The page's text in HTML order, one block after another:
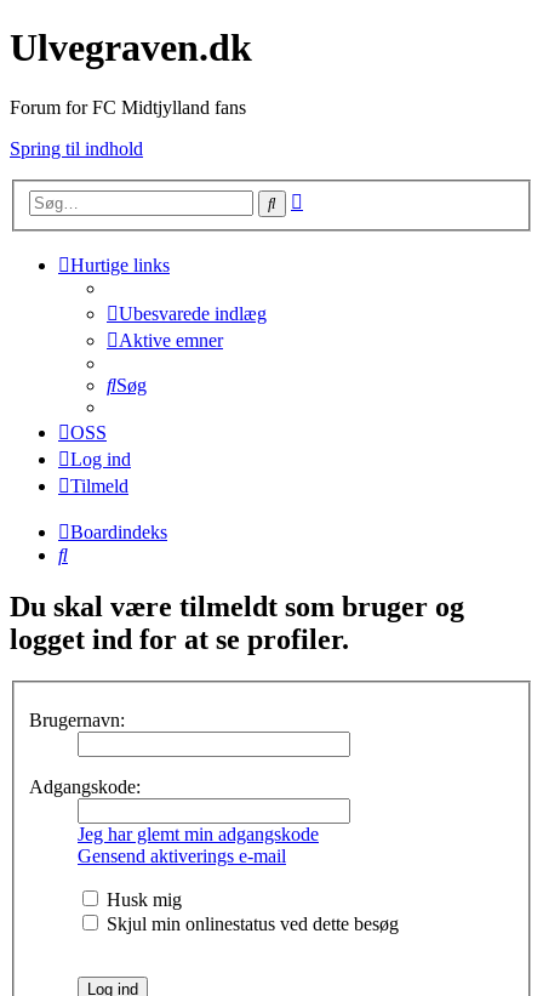
Ulvegraven.dk
Forum for FC Midtjylland fans
Spring til indhold
Søg
Hurtige links
Ubesvarede indlæg
Aktive emner
Søg
OSS
Log ind
Tilmeld
Boardindeks
Søg
Du skal være tilmeldt som bruger og
logget ind for at se profiler.
Brugernavn:
Adgangskode:
Jeg har glemt min adgangskode
Gensend aktiverings e-mail
Husk mig
Skjul min onlinestatus ved dette besøg